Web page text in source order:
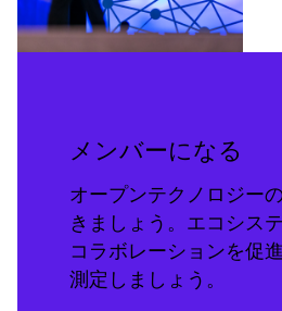
メンバーになる
オープンテクノロジー
きましょう。エコシス
コラボレーションを促
測定しましょう。